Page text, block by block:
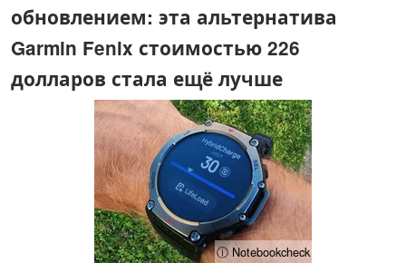
обновлением: эта альтернатива
Garmin Fenix стоимостью 226
долларов стала ещё лучше
ⓘ Notebookcheck